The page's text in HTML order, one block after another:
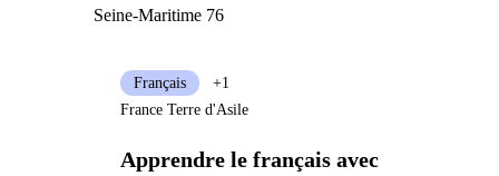
Seine-Maritime 76
Apprendre le français avec
Français
+1
France Terre d'Asile